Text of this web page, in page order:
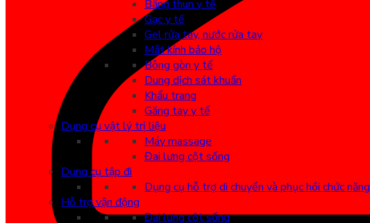
Băng thun y tế
Gạc y tế
Gel rửa tay, nước rửa tay
Mắt kính bảo hộ
Bông gòn y tế
Dung dịch sát khuẩn
Khẩu trang
Găng tay y tế
Dụng cụ vật lý trị liệu
Máy massage
Đai lưng cột sống
Dụng cụ tập đi
Dụng cụ hỗ trợ di chuyển và phục hồi chức năng
Hỗ trợ vận động
Đai lưng cột sống